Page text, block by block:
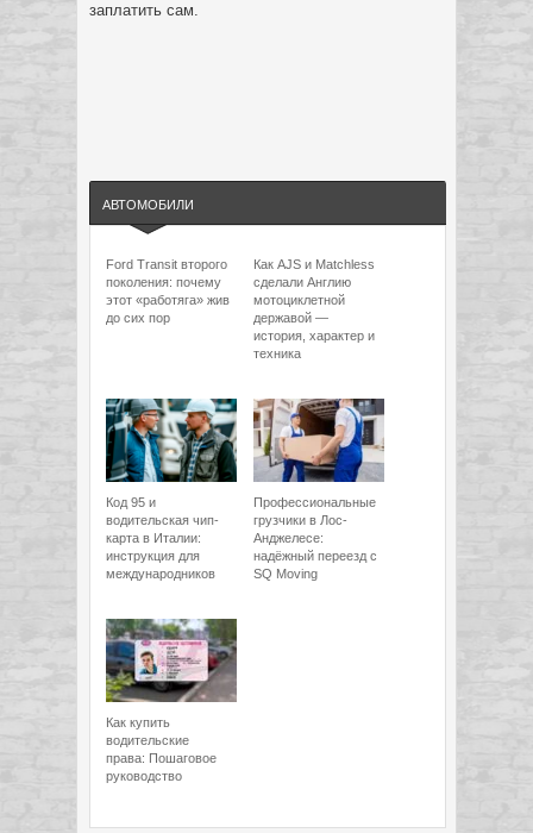
заплатить сам.
АВТОМОБИЛИ
Ford Transit второго
поколения: почему
этот «работяга» жив
до сих пор
Как AJS и Matchless
сделали Англию
мотоциклетной
державой —
история, характер и
техника
Код 95 и
водительская чип-
карта в Италии:
инструкция для
международников
Профессиональные
грузчики в Лос-
Анджелесе:
надёжный переезд с
SQ Moving
Как купить
водительские
права: Пошаговое
руководство